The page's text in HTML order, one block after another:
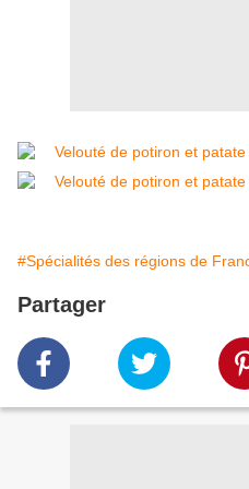
#Spécialités des régions de
Partager